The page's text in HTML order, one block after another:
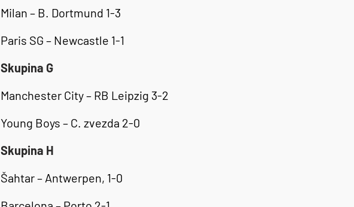
Milan – B. Dortmund 1-3
Paris SG – Newcastle 1-1
Skupina G
Manchester City – RB Leipzig 3-2
Young Boys – C. zvezda 2-0
Skupina H
Šahtar – Antwerpen, 1-0